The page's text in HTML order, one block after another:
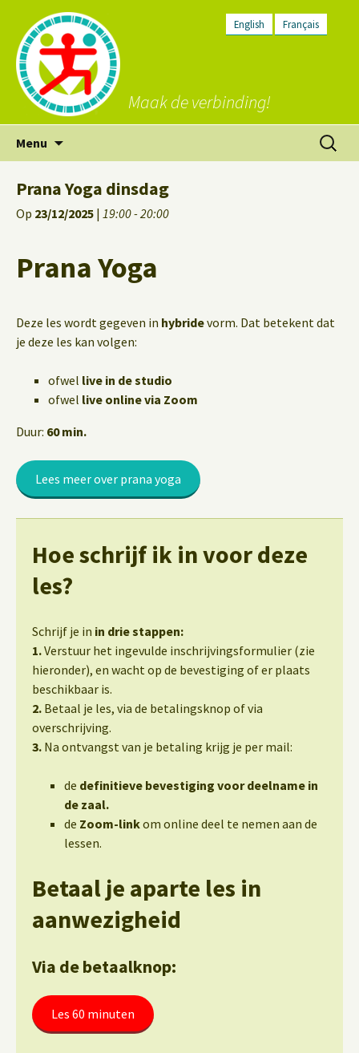
English Français
Maak de verbinding!
Menu
inhoud
Zoeken
naar:
Prana Yoga dinsdag
Op 23/12/2025 | 19:00 - 20:00
Prana Yoga
Deze les wordt gegeven in hybridevorm. Dat betekent dat
je deze les kan volgen:
ofwel live in de studio
ofwel live online via Zoom
Duur: 60 min.
Lees meer over prana yoga
Hoe schrijf ik in voor deze
les?
Schrijf je in in drie stappen:
1.Verstuur het ingevulde inschrijvingsformulier (zie
hieronder), en wacht op de bevestiging of er plaats
beschikbaar is.
2. Betaal je les, via de betalingsknop of via
overschrijving.
3. Na ontvangst van je betaling krijg je per mail:
de definitieve bevestiging voor deelname in
de zaal.
de Zoom-linkom online deel te nemen aan de
lessen.
Betaal je aparte les in
aanwezigheid
Via de betaalknop:
Les 60 minuten